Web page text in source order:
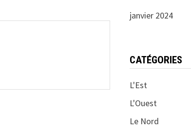
janvier 2024
CATÉGORIES
L'Est
L'Ouest
Le Nord